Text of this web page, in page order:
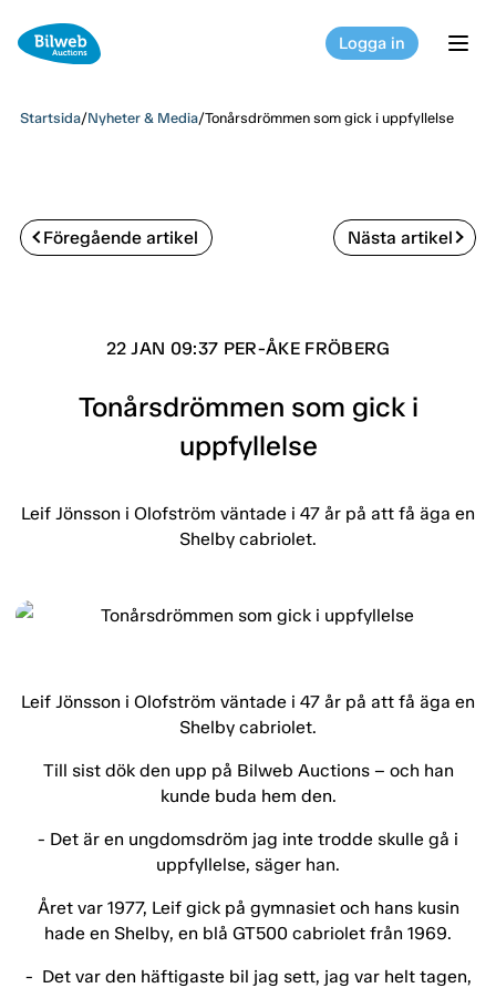
Logga in
Startsida/Nyheter & Media/Tonårsdrömmen som gick i uppfyllelse
Föregående artikel Nästa artikel
22 JAN 09:37 PER-ÅKE FRÖBERG
Tonårsdrömmen som gick i
uppfyllelse
Leif Jönsson i Olofström väntade i 47 år på att få äga en
Shelby cabriolet.
Leif Jönsson i Olofström väntade i 47 år på att få äga en
Shelby cabriolet.
Till sist dök den upp på Bilweb Auctions – och han
kunde buda hem den.
- Det är en ungdomsdröm jag inte trodde skulle gå i
uppfyllelse, säger han.
Året var 1977, Leif gick på gymnasiet och hans kusin
hade en Shelby, en blå GT500 cabriolet från 1969.
- Det var den häftigaste bil jag sett, jag var helt tagen,